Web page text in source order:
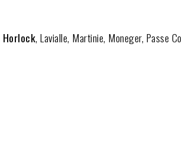
Horlock, Lavialle, Martinie, Moneger, Passe